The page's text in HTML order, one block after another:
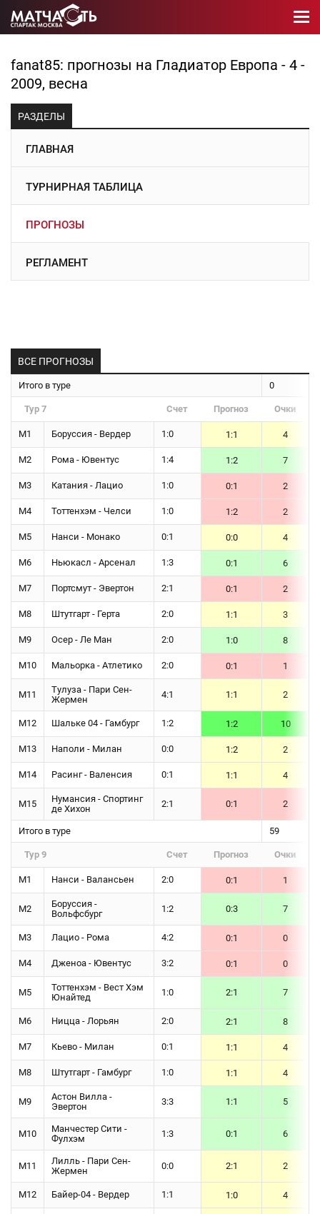
fanat85: прогнозы на Гладиатор Европа - 4 -
2009, весна
РАЗДЕЛЫ
ГЛАВНАЯ
ТУРНИРНАЯ ТАБЛИЦА
ПРОГНОЗЫ
РЕГЛАМЕНТ
ВСЕ ПРОГНОЗЫ
Итого в туре 0
Тур 7 Счет Прогноз Очки
М1 Боруссия - Вердер 1:0 1:1 4
М2 Рома - Ювентус 1:4 1:2 7
М3 Катания - Лацио 1:0 0:1 2
М4 Тоттенхэм - Челси 1:0 1:2 2
М5 Нанси - Монако 0:1 0:0 4
М6 Ньюкасл - Арсенал 1:3 0:1 6
М7 Портсмут - Эвертон 2:1 0:1 2
М8 Штутгарт - Герта 2:0 1:1 3
М9 Осер - Ле Ман 2:0 1:0 8
М10 Мальорка - Атлетико 2:0 0:1 1
М11
Тулуза - Пари Сен-
Жермен
4:1 1:1 2
М12 Шальке 04 - Гамбург 1:2 1:2 10
М13 Наполи - Милан 0:0 1:2 2
М14 Расинг - Валенсия 0:1 1:1 4
М15
Нумансия - Спортинг
де Хихон
2:1 0:1 2
Итого в туре 59
Тур 9 Счет Прогноз Очки
М1 Нанси - Валансьен 2:0 0:1 1
М2
Боруссия -
Вольфсбург
1:2 0:3 7
М3 Лацио - Рома 4:2 0:1 0
М4 Дженоа - Ювентус 3:2 0:1 0
М5
Тоттенхэм - Вест Хэм
Юнайтед
1:0 2:1 7
М6 Ницца - Лорьян 2:0 2:1 8
М7 Кьево - Милан 0:1 1:1 4
М8 Штутгарт - Гамбург 1:0 1:1 4
М9
Астон Вилла -
Эвертон
3:3 1:1 5
М10
Манчестер Сити -
Фулхэм
1:3 0:1 6
М11
Лилль - Пари Сен-
Жермен
0:0 2:1 2
М12 Байер-04 - Вердер 1:1 1:0 4